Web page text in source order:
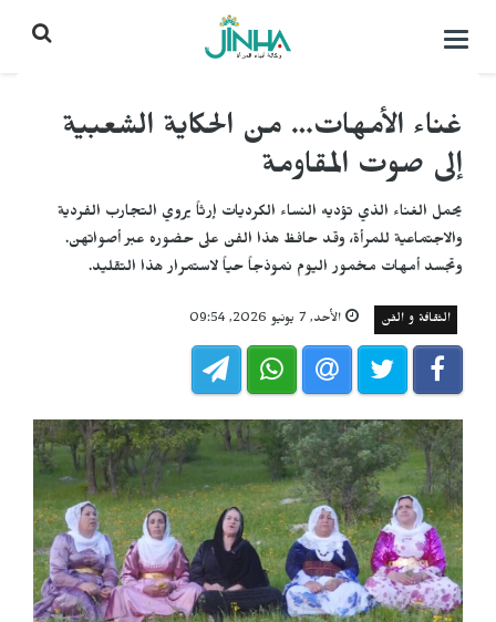
التحكم
غناء الأمهات… من الحكاية الشعبية
إلى صوت المقاومة
يحمل الغناء الذي تؤديه النساء الكرديات إرثاً يروي التجارب الفردية
والاجتماعية للمرأة، وقد حافظ هذا الفن على حضوره عبر أصواتهن.
وتجسد أمهات مخمور اليوم نموذجاً حياً لاستمرار هذا التقليد.
الثقافة و الفن الأحد, 7 يونيو 2026, 09:54